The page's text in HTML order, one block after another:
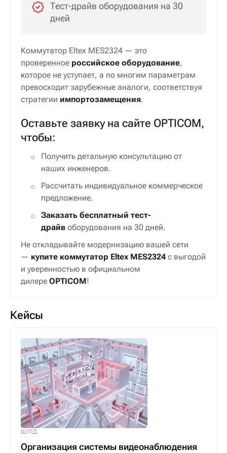
Тест-драйв оборудования на 30
дней
Коммутатор Eltex MES2324 — это
проверенное российское оборудование,
которое не уступает, а по многим параметрам
превосходит зарубежные аналоги, соответствуя
стратегии импортозамещения.
Оставьте заявку на сайте OPTICOM,
чтобы:
Получить детальную консультацию от
наших инженеров.
Рассчитать индивидуальное коммерческое
предложение.
Заказать бесплатный тест-
драйв оборудования на 30 дней.
Не откладывайте модернизацию вашей сети
— купите коммутатор Eltex MES2324 с выгодой
и уверенностью в официальном
дилере OPTICOM!
Кейсы
ШПД
Организация системы видеонаблюдения